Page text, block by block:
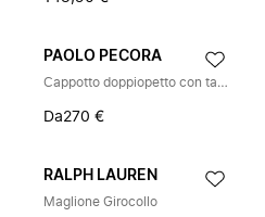
PAOLO PECORA
Cappotto doppiopetto con tasche applicate
Da270 €
RALPH LAUREN
Maglione Girocollo